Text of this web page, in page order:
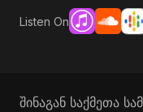
Listen On
შინაგან საქმეთა